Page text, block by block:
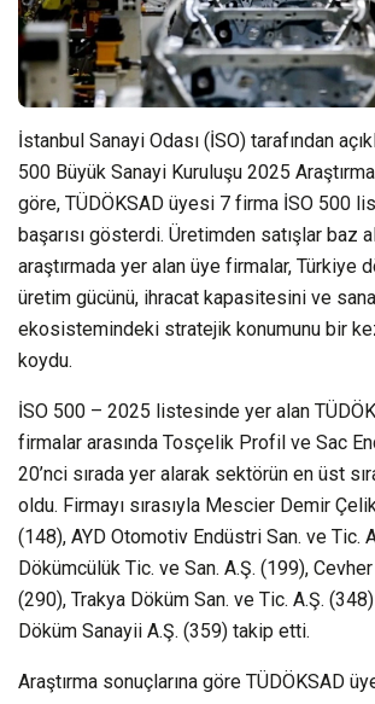
İstanbul Sanayi Odası (İSO) tarafından
500 Büyük Sanayi Kuruluşu 2025
göre, TÜDÖKSAD üyesi 7 firma İSO 500
başarısı gösterdi. Üretimden satışlar baz
araştırmada yer alan üye firmalar, Türkiye
üretim gücünü, ihracat kapasitesini ve
ekosistemindeki stratejik konumunu bir
koydu.
İSO 500 – 2025 listesinde yer alan
firmalar arasında Tosçelik Profil ve Sac
20’nci sırada yer alarak sektörün en üst
oldu. Firmayı sırasıyla Mescier Demir
(148), AYD Otomotiv Endüstri San. ve Tic.
Dökümcülük Tic. ve San. A.Ş. (199),
(290), Trakya Döküm San. ve Tic. A.Ş.
Döküm Sanayii A.Ş. (359) takip etti.
Araştırma sonuçlarına göre TÜDÖKSAD